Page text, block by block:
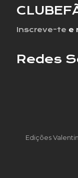
Inscreve-te e
Redes
Edições